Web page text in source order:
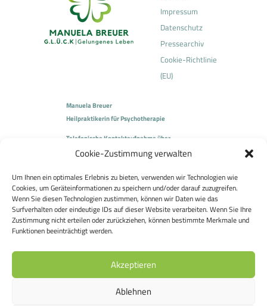
Cookie-Zustimmung verwalten
Um Ihnen ein optimales Erlebnis zu bieten, verwenden wir Technologien wie
Cookies, um Geräteinformationen zu speichern und/oder darauf zuzugreifen.
Wenn Sie diesen Technologien zustimmen, können wir Daten wie das
Surfverhalten oder eindeutige IDs auf dieser Website verarbeiten. Wenn Sie Ihre
Zustimmung nicht erteilen oder zurückziehen, können bestimmte Merkmale und
Funktionen beeinträchtigt werden.
Akzeptieren
Ablehnen
Impressum
Datenschutz
Pressearchiv
Cookie-Richtlinie
(EU)
Manuela Breuer
Heilpraktikerin für Psychotherapie
Telefonische Kontaktaufnahme über
Team Concept Dr. Breuer und Partner GmbH
Tel.:06036 9056780
E-Mail:manuela.breuer@teamconcept.de
Sackgasse 10
63500 Seligenstadt